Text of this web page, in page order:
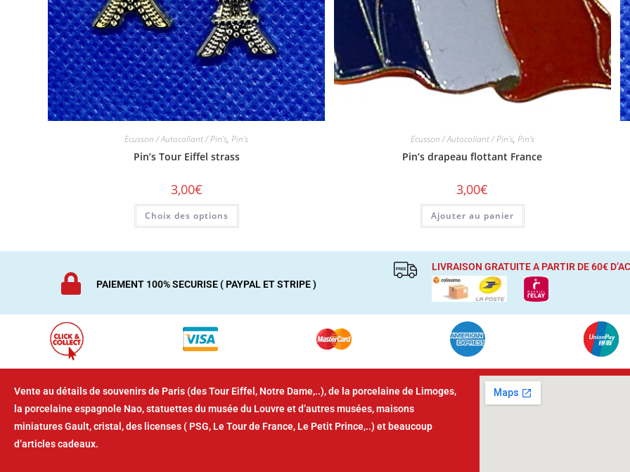
Ecusson / Autocollant / Pin's,Pin's
Pin’s Tour Eiffel strass
3,00€
Choix des options
Ecusson / Autocollant / Pin's, Pin's
Pin’s drapeau flottant France
3,00€
Ajouter au panier
PAIEMENT 100% SECURISE ( PAYPAL ET STRIPE )
LIVRAISON GRATUITE A PARTIR DE 60€
Vente au détails de souvenirs de Paris (des Tour Eiffel, Notre Dame,..), de la porcelaine de Limoges,
la porcelaine espagnole Nao, statuettes du musée du Louvre et d’autres musées, maisons
miniatures Gault, cristal, des licenses ( PSG, Le Tour de France, Le Petit Prince,..) et beaucoup
d’articles cadeaux.